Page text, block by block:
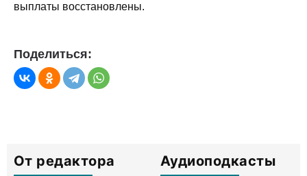
выплаты восстановлены.
Поделиться:
От редактора Аудиоподкасты